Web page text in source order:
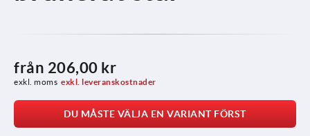
från 206,00 kr
exkl. moms exkl. leveranskostnader
DU MÅSTE VÄLJA EN VARIANT FÖRST